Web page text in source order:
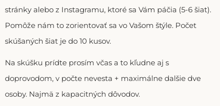
stránky alebo z Instagramu, ktoré sa Vám páčia (5-6 šiat).
Pomôže nám to zorientovať sa vo Vašom štýle. Počet
skúšaných šiat je do 10 kusov.
Na skúšku prídte prosím včas a to kľudne aj s
doprovodom, v počte nevesta + maximálne dalšie dve
osoby. Najmä z kapacitných dôvodov.